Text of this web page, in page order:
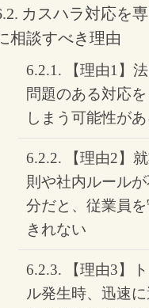
カスハラ対応を
相談すべき理由
【理由1】
問題のある対応を
しまう可能性があ
【理由2】
則や社内ルール
分だと、従業員を
きれない
【理由3】
ル発生時、迅速に